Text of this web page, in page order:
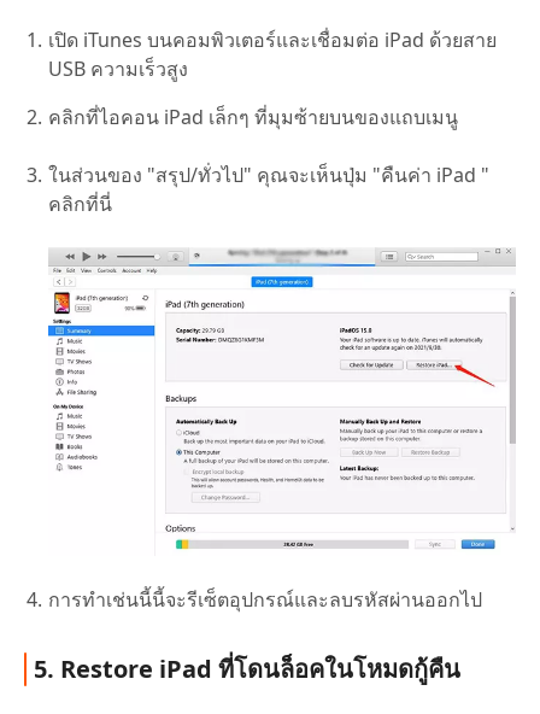
เปิด iTunes บนคอมพิวเตอร์และเชื่อมต่อ iPad ด้วยสาย
USB ความเร็วสูง
คลิกที่ไอคอน iPad เล็กๆ ที่มุมซ้ายบนของแถบเมนู
ในส่วนของ "สรุป/ทั่วไป" คุณจะเห็นปุ่ม "คืนค่า iPad "
คลิกที่นี่
การทำเช่นนี้นี้จะรีเซ็ตอุปกรณ์และลบรหัสผ่านออกไป
5. Restore iPad ที่โดนล็อคในโหมดกู้คืน